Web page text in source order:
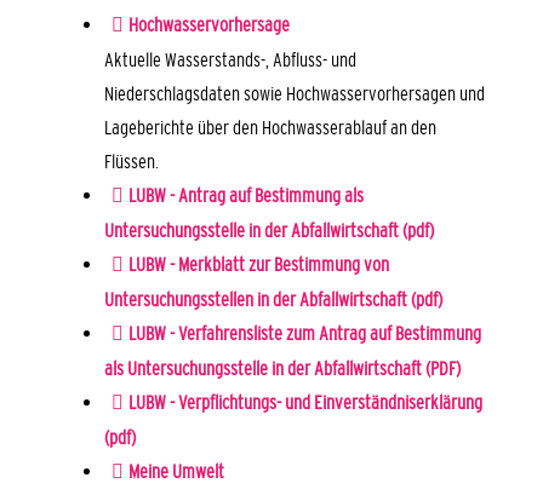
Hochwasservorhersage
Aktuelle Wasserstands-, Abfluss- und
Niederschlagsdaten sowie Hochwasservorhersagen und
Lageberichte über den Hochwasserablauf an den
Flüssen.
LUBW - Antrag auf Bestimmung als
Untersuchungsstelle in der Abfallwirtschaft (pdf)
LUBW - Merkblatt zur Bestimmung von
Untersuchungsstellen in der Abfallwirtschaft (pdf)
LUBW - Verfahrensliste zum Antrag auf Bestimmung
als Untersuchungsstelle in der Abfallwirtschaft (PDF)
LUBW - Verpflichtungs- und Einverständniserklärung
(pdf)
Meine Umwelt